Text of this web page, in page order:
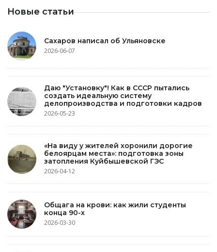
Новые статьи
Сахаров написал об Ульяновске
2026-06-07
Даю "Установку"! Как в СССР пытались
создать идеальную систему
делопроизводства и подготовки кадров
2026-05-23
«На виду у жителей хоронили дорогие
белоярцам места»: подготовка зоны
затопления Куйбышевской ГЭС
2026-04-12
Общага на крови: как жили студенты
конца 90-х
2026-03-30